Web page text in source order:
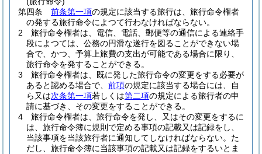
第四条
前条第一項の規定に該当する旅行は、旅行命令権者
の発する旅行命令によつて行わなければならない。
2
旅行命令権者は、電信、電話、郵便等の通信による連絡手
段によつては、公務の円滑な遂行を図ることができない場
合で、かつ、予算上旅費の支出が可能である場合に限り、
旅行命令を発することができる。
3
旅行命令権者は、既に発した旅行命令の変更をする必要が
あると認める場合で、 前項の規定に該当する場合には、自
ら又は次条第一項若しくは第二項の規定による旅行者の申
請に基づき、その変更をすることができる。
4
旅行命令権者は、旅行命令を発し、又はその変更をするに
は、旅行命令簿に規則で定める事項の記載又は記録をし、
当該事項を当該旅行者に通知してしなければならない。 た
だし、旅行命令簿に当該事項の記載又は記録をするいとま